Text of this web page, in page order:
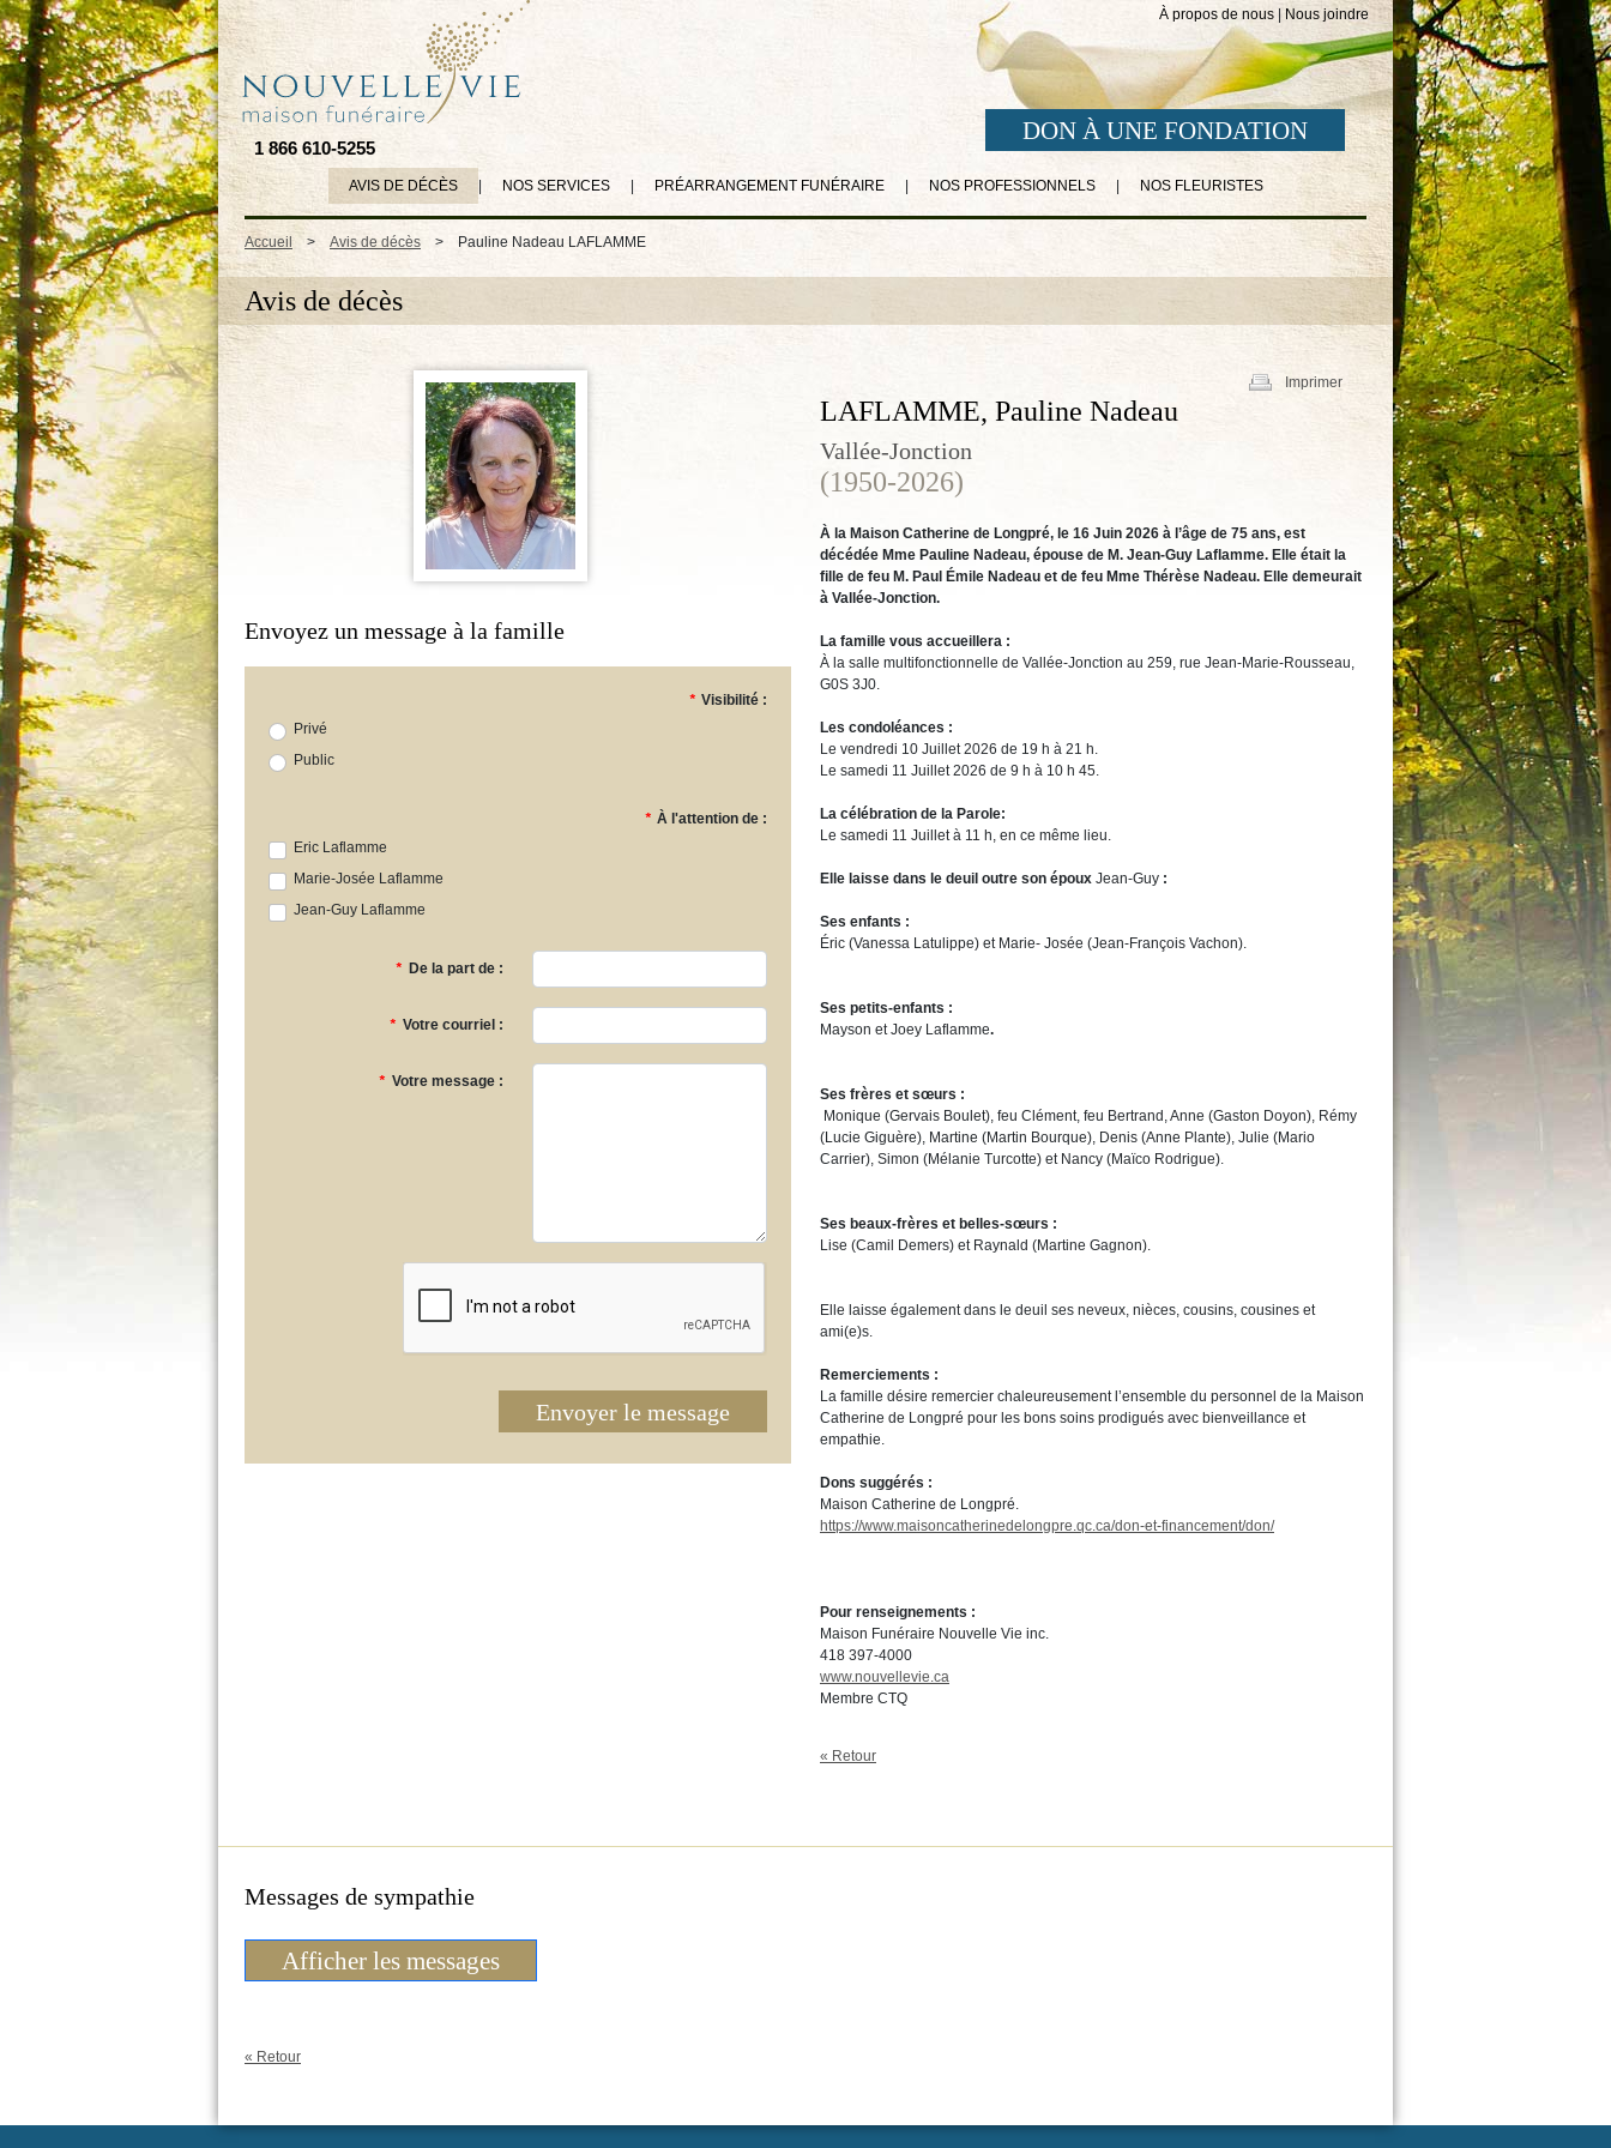
À propos de nous Nous joindre
1 866 610-5255
DON À UNE FONDATION
AVIS DE DÉCÈS NOS SERVICES PRÉARRANGEMENT FUNÉRAIRE NOS PROFESSIONNELS NOS FLEURISTES
Accueil > Avis de décès > Pauline Nadeau LAFLAMME
Avis de décès
Envoyez un message à la famille
* Visibilité :
Privé
Public
* À l'attention de :
Eric Laflamme
Marie-Josée Laflamme
Jean-Guy Laflamme
* De la part de :
* Votre courriel :
* Votre message :
Envoyer le message
Imprimer
LAFLAMME, Pauline Nadeau
Vallée-Jonction
(1950-2026)
À la Maison Catherine de Longpré, le 16 Juin 2026 à l’âge de 75 ans, est
décédée Mme Pauline Nadeau, épouse de M. Jean-Guy Laflamme. Elle était la
fille de feu M. Paul Émile Nadeau et de feu Mme Thérèse Nadeau. Elle demeurait
à Vallée-Jonction.
La famille vous accueillera :
À la salle multifonctionnelle de Vallée-Jonction au 259, rue Jean-Marie-Rousseau,
G0S 3J0.
Les condoléances :
Le vendredi 10 Juillet 2026 de 19 h à 21 h.
Le samedi 11 Juillet 2026 de 9 h à 10 h 45.
La célébration de la Parole:
Le samedi 11 Juillet à 11 h, en ce même lieu.
Elle laisse dans le deuil outre son époux Jean-Guy :
Ses enfants :
Éric (Vanessa Latulippe) et Marie- Josée (Jean-François Vachon).
Ses petits-enfants :
Mayson et Joey Laflamme.
Ses frères et sœurs :
Monique (Gervais Boulet), feu Clément, feu Bertrand, Anne (Gaston Doyon), Rémy
(Lucie Giguère), Martine (Martin Bourque), Denis (Anne Plante), Julie (Mario
Carrier), Simon (Mélanie Turcotte) et Nancy (Maïco Rodrigue).
Ses beaux-frères et belles-sœurs :
Lise (Camil Demers) et Raynald (Martine Gagnon).
Elle laisse également dans le deuil ses neveux, nièces, cousins, cousines et
ami(e)s.
Remerciements :
La famille désire remercier chaleureusement l’ensemble du personnel de la Maison
Catherine de Longpré pour les bons soins prodigués avec bienveillance et
empathie.
Dons suggérés :
Maison Catherine de Longpré.
https://www.maisoncatherinedelongpre.qc.ca/don-et-financement/don/
Pour renseignements :
Maison Funéraire Nouvelle Vie inc.
418 397-4000
www.nouvellevie.ca
Membre CTQ
« Retour
Messages de sympathie
Afficher les messages
« Retour